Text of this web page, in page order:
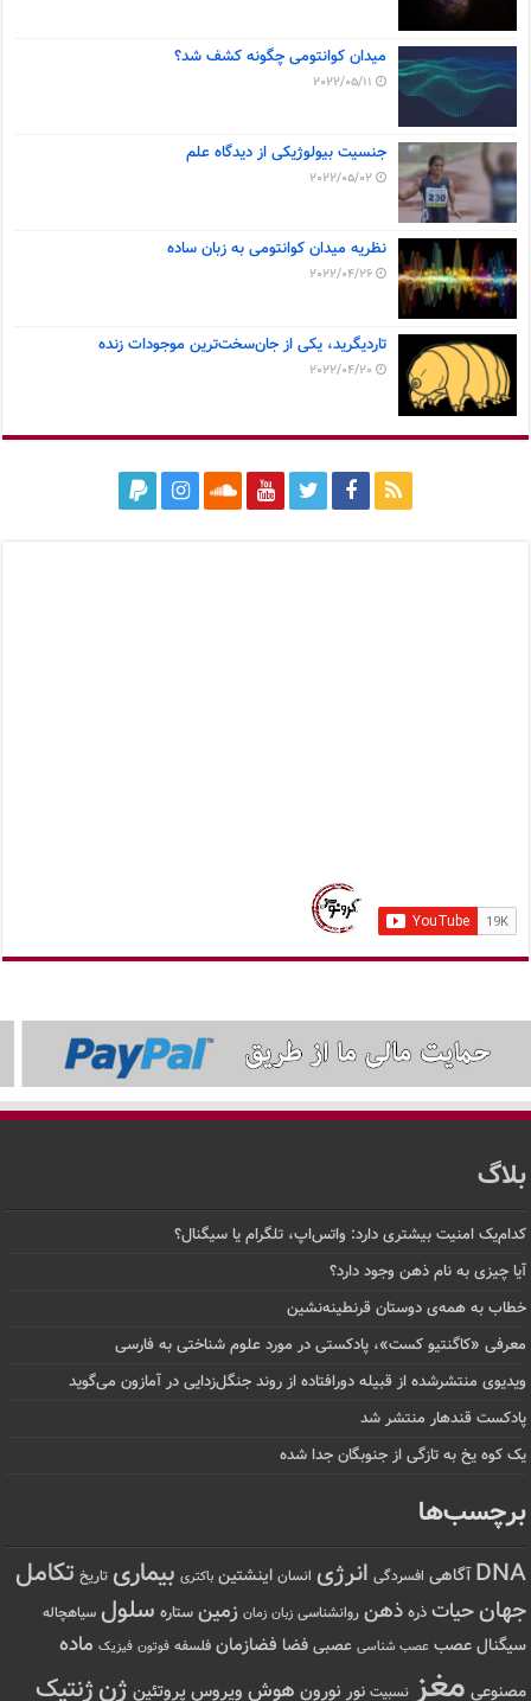
میدان کوانتومی چگونه کشف شد؟
2022/05/11
جنسیت بیولوژیکی از دیدگاه علم
2022/05/02
نظریه میدان کوانتومی به زبان ساده
2022/04/26
تاردیگرید، یکی از جان‌سخت‌ترین موجودات زنده
2022/04/20
بلاگ
کدام‌یک امنیت بیشتری دارد: واتس‌اپ، تلگرام یا سیگنال؟
آیا چیزی به نام ذهن وجود دارد؟
خطاب به همه‌ی دوستان قرنطینه‌نشین
معرفی «کاگنتیو کست»، پادکستی در مورد علوم شناختی به فارسی
ویدیوی منتشرشده از قبیله دورافتاده‌ از روند جنگل‌زدایی در آمازون می‌گوید
پادکست قندهار منتشر شد
یک کوه یخ به تازگی از جنوبگان جدا شده
برچسب‌ها
DNA آگاهی افسردگی انرژی انسان اینشتین باکتری بیماری تاریخ تکامل
جهانحیات ذره ذهن روانشناسی زبان زمان زمین ستاره سلول سیاهچاله
سیگنال عصب عصب شناسی عصبی فضا فضازمان فلسفه فوتون فیزیک ماده
مصنوعی مغز نسبیت نور نورون هوش ویروس پروتئین ژنژنتیک